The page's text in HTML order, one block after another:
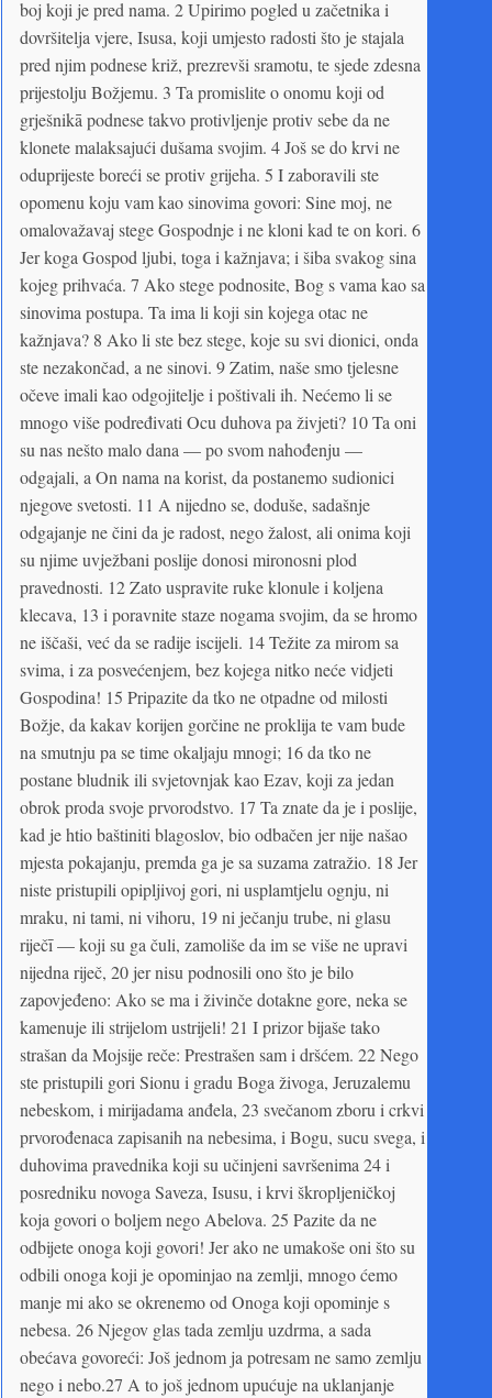
boj koji je pred nama. 2 Upirimo pogled u začetnika i
dovršitelja vjere, Isusa, koji umjesto radosti što je stajala
pred njim podnese križ, prezrevši sramotu, te sjede zdesna
prijestolju Božjemu. 3 Ta promislite o onomu koji od
grješnikā podnese takvo protivljenje protiv sebe da ne
klonete malaksajući dušama svojim. 4 Još se do krvi ne
oduprijeste boreći se protiv grijeha. 5 I zaboravili ste
opomenu koju vam kao sinovima govori: Sine moj, ne
omalovažavaj stege Gospodnje i ne kloni kad te on kori. 6
Jer koga Gospod ljubi, toga i kažnjava; i šiba svakog sina
kojeg prihvaća. 7 Ako stege podnosite, Bog s vama kao sa
sinovima postupa. Ta ima li koji sin kojega otac ne
kažnjava? 8 Ako li ste bez stege, koje su svi dionici, onda
ste nezakončad, a ne sinovi. 9 Zatim, naše smo tjelesne
očeve imali kao odgojitelje i poštivali ih. Nećemo li se
mnogo više podređivati Ocu duhova pa živjeti? 10 Ta oni
su nas nešto malo dana — po svom nahođenju —
odgajali, a On nama na korist, da postanemo sudionici
njegove svetosti. 11 A nijedno se, doduše, sadašnje
odgajanje ne čini da je radost, nego žalost, ali onima koji
su njime uvježbani poslije donosi mironosni plod
pravednosti. 12 Zato uspravite ruke klonule i koljena
klecava, 13 i poravnite staze nogama svojim, da se hromo
ne iščaši, već da se radije iscijeli. 14 Težite za mirom sa
svima, i za posvećenjem, bez kojega nitko neće vidjeti
Gospodina! 15 Pripazite da tko ne otpadne od milosti
Božje, da kakav korijen gorčine ne proklija te vam bude
na smutnju pa se time okaljaju mnogi; 16 da tko ne
postane bludnik ili svjetovnjak kao Ezav, koji za jedan
obrok proda svoje prvorodstvo. 17 Ta znate da je i poslije,
kad je htio baštiniti blagoslov, bio odbačen jer nije našao
mjesta pokajanju, premda ga je sa suzama zatražio. 18 Jer
niste pristupili opipljivoj gori, ni usplamtjelu ognju, ni
mraku, ni tami, ni vihoru, 19 ni ječanju trube, ni glasu
riječī — koji su ga čuli, zamoliše da im se više ne upravi
nijedna riječ, 20 jer nisu podnosili ono što je bilo
zapovjeđeno: Ako se ma i živinče dotakne gore, neka se
kamenuje ili strijelom ustrijeli! 21 I prizor bijaše tako
strašan da Mojsije reče: Prestrašen sam i dršćem. 22 Nego
ste pristupili gori Sionu i gradu Boga živoga, Jeruzalemu
nebeskom, i mirijadama anđela, 23 svečanom zboru i crkvi
prvorođenaca zapisanih na nebesima, i Bogu, sucu svega, i
duhovima pravednika koji su učinjeni savršenima 24 i
posredniku novoga Saveza, Isusu, i krvi škropljeničkoj
koja govori o boljem nego Abelova. 25 Pazite da ne
odbijete onoga koji govori! Jer ako ne umakoše oni što su
odbili onoga koji je opominjao na zemlji, mnogo ćemo
manje mi ako se okrenemo od Onoga koji opominje s
nebesa. 26 Njegov glas tada zemlju uzdrma, a sada
obećava govoreći: Još jednom ja potresam ne samo zemlju
nego i nebo.27 A to još jednom upućuje na uklanjanje